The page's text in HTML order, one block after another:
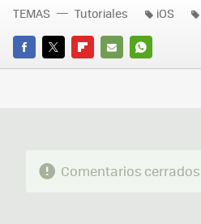
FACEBOOK
TWITTERFLIPBOARD
E-
WHATSAPP
TEMAS Tutoriales iOS
Comentarios cerrados